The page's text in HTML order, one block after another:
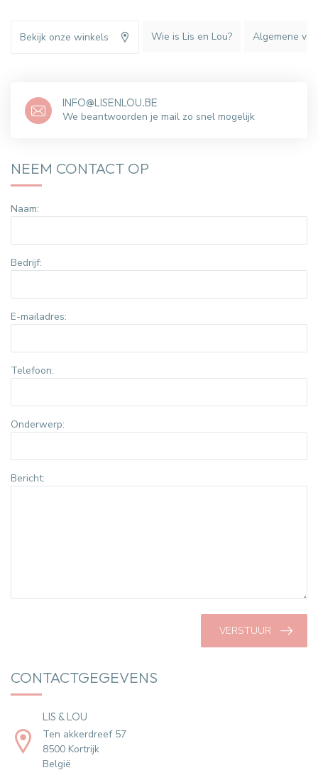
Bekijk onze winkels Wie is Lis en Lou? Algemene
INFO@LISENLOU.BE
We beantwoorden je mail zo snel mogelijk
NEEM CONTACT OP
Naam:
Bedrijf:
E-mailadres:
Telefoon:
Onderwerp:
Bericht:
VERSTUUR
CONTACTGEGEVENS
LIS & LOU
Ten akkerdreef 57
8500 Kortrijk
België